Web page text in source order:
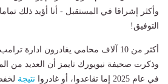
وأكثر إشراقا في المستقبل - أنا أؤيد ذلك
التوفيق!
أكثر من 10 آلاف محامي يغادرون ادارة ترامب
وذكرت صحيفة نيويورك تايمز أن العديد من
في عام 2025 إما تقاعدوا، أو غادروا
نتيجة